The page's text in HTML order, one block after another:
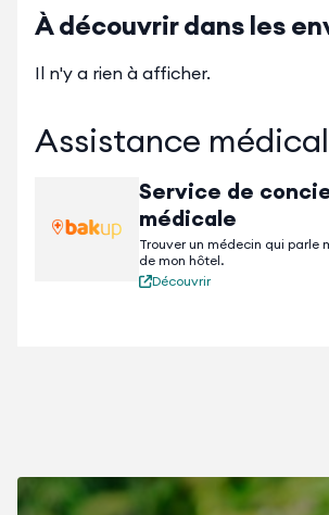
À découvrir dans les
Il n'y a rien à afficher.
Assistance
Service de
médicale
Trouver un médecin qui parle
de mon hôtel.
Découvrir